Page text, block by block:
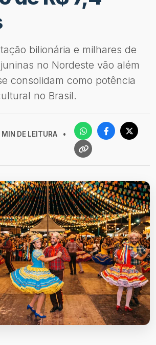
bilionária e milhares de
no Nordeste vão além
consolidam como potência
no Brasil.
MIN DE LEITURA
•